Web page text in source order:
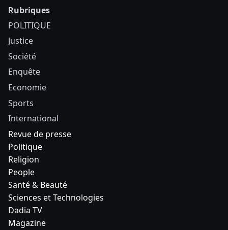
Rubriques
POLITIQUE
Justice
Société
Enquête
Economie
Sports
International
Revue de presse
Politique
Religion
People
Santé & Beauté
Sciences et Technologies
Dadia TV
Magazine